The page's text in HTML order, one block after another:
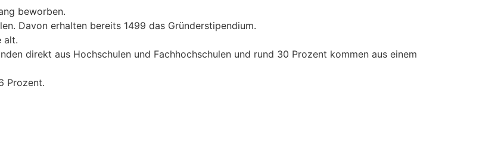
beworben.
Davon erhalten bereits 1499 das Gründerstipendium.
alt.
direkt aus Hochschulen und Fachhochschulen und rund 30 Prozent kommen aus einem
Prozent.